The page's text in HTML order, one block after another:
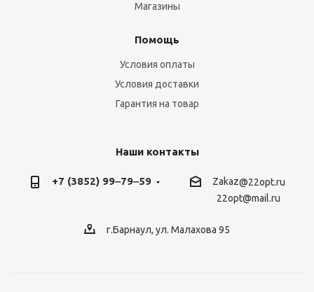
Магазины
Помощь
Условия оплаты
Условия доставки
Гарантия на товар
Наши контакты
+7 (3852) 99‒79‒59 Zakaz@22opt.ru
22opt@mail.ru
г.Барнаул, ул. Малахова 95